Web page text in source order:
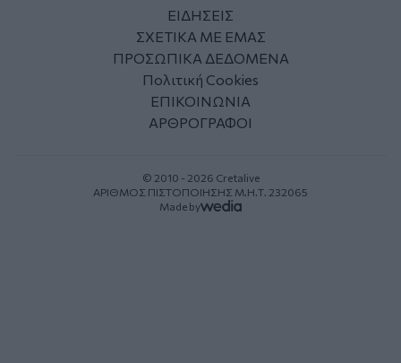
ΕΙΔΗΣΕΙΣ
ΣΧΕΤΙΚΑ ΜΕ ΕΜΑΣ
ΠΡΟΣΩΠΙΚΑ ΔΕΔΟΜΕΝΑ
Πολιτική Cookies
ΕΠΙΚΟΙΝΩΝΙΑ
ΑΡΘΡΟΓΡΑΦΟΙ
© 2010 - 2026 Cretalive
ΑΡΙΘΜΟΣ ΠΙΣΤΟΠΟΙΗΣΗΣ Μ.Η.Τ. 232065
Made by